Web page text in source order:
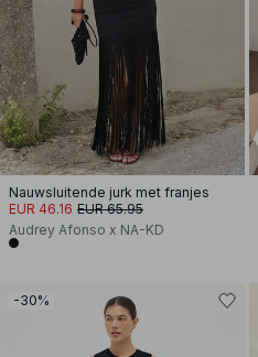
Nauwsluitende jurk met franjes
EUR 46.16 EUR 65.95
Audrey Afonso x NA-KD
-30%